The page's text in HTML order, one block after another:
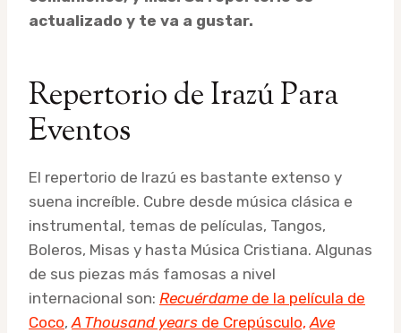
actualizado y te va a gustar.
Repertorio de Irazú Para
Eventos
El repertorio de Irazú es bastante extenso y
suena increíble. Cubre desde música clásica e
instrumental, temas de películas, Tangos,
Boleros, Misas y hasta Música Cristiana. Algunas
de sus piezas más famosas a nivel
internacional son: Recuérdame de la película de
Coco,A Thousand years de Crepúsculo, Ave